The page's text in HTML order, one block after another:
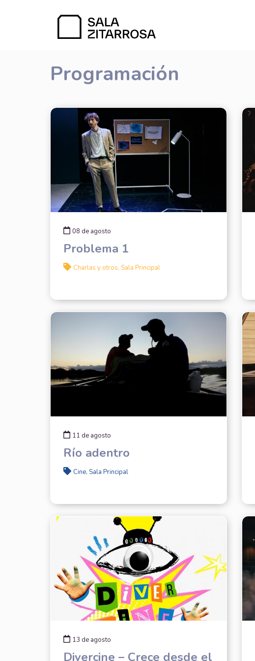
Programación
08 de agosto
Problema 1
Charlas y otros, Sala Principal
11 de agosto
Río adentro
Cine, Sala Principal
13 de agosto
Divercine – Crece desde el